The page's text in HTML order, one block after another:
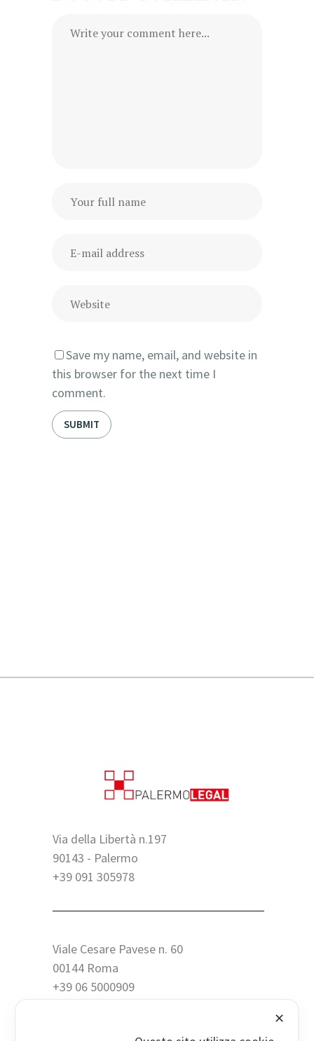
Save my name, email, and website in
this browser for the next time I
comment.
Via della Libertà n.197
90143 - Palermo
+39 091 305978
Viale Cesare Pavese n. 60
00144 Roma
+39 06 5000909
✕